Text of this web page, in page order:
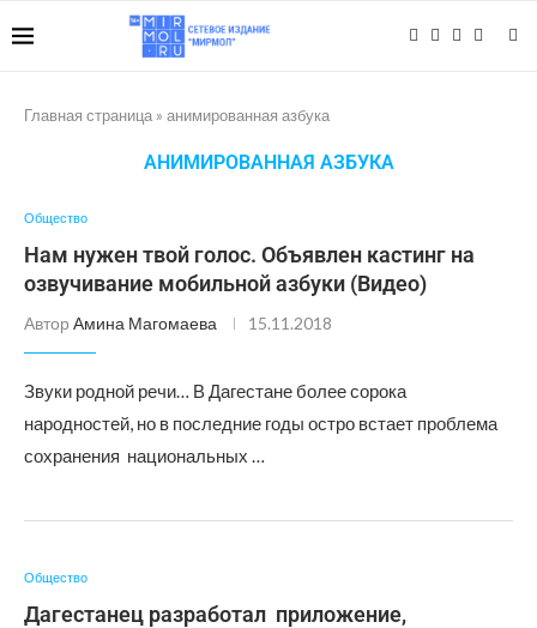
Главная страница » анимированная азбука
АНИМИРОВАННАЯ АЗБУКА
Общество
Нам нужен твой голос. Объявлен кастинг на
озвучивание мобильной азбуки (Видео)
Автор Амина Магомаева 15.11.2018
Звуки родной речи… В Дагестане более сорока
народностей, но в последние годы остро встает проблема
сохранения национальных …
Общество
Дагестанец разработал приложение,